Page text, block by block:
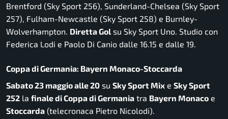
Brentford (Sky Sport 256), Sunderland-Chelsea (Sky Sport
257), Fulham-Newcastle (Sky Sport 258) e Burnley-
Wolverhampton. Diretta Gol su Sky Sport Uno. Studio con
Federica Lodi e Paolo Di Canio dalle 16.15 e dalle 19.
Coppa di Germania: Bayern Monaco-Stoccarda
Sabato 23 maggio alle 20 su Sky Sport Mix e Sky Sport
252 la finale di Coppa di Germania tra Bayern Monaco e
Stoccarda (telecronaca Pietro Nicolodi).